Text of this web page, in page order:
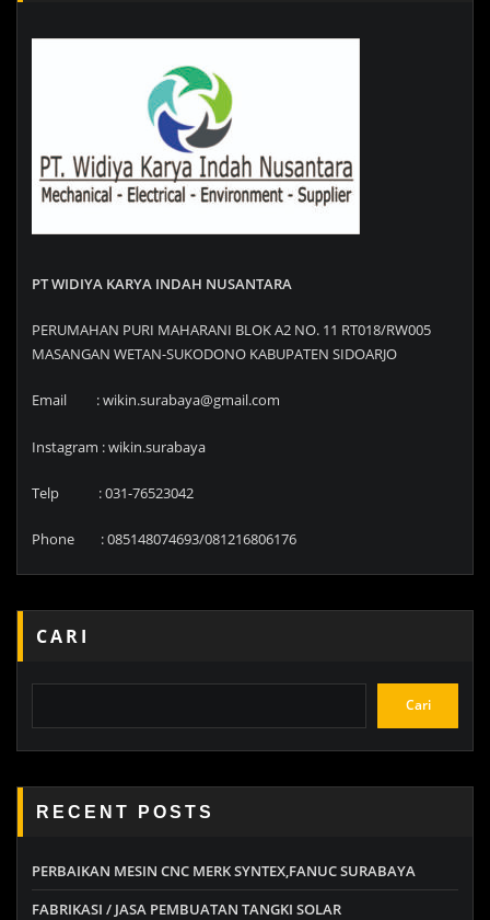
PT WIDIYA KARYA INDAH NUSANTARA
PERUMAHAN PURI MAHARANI BLOK A2 NO. 11 RT018/RW005
MASANGAN WETAN-SUKODONO KABUPATEN SIDOARJO
Email : wikin.surabaya@gmail.com
Instagram : wikin.surabaya
Telp : 031-76523042
Phone : 085148074693/081216806176
CARI
Cari
RECENT POSTS
PERBAIKAN MESIN CNC MERK SYNTEX,FANUC SURABAYA
FABRIKASI / JASA PEMBUATAN TANGKI SOLAR